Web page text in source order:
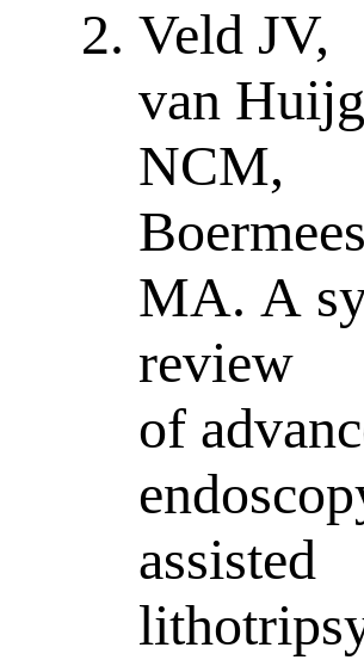
Veld JV,
van
NCM,
MA. A
review
of
assisted